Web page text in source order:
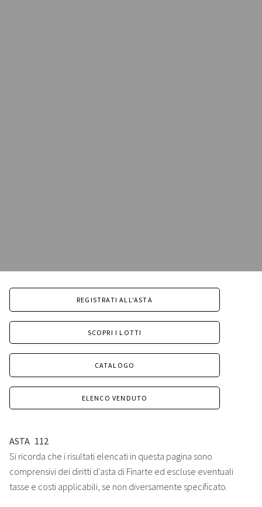
REGISTRATI ALL'ASTA
SCOPRI I LOTTI
CATALOGO
ELENCO VENDUTO
ASTA 112
Si ricorda che i risultati elencati in questa pagina sono
comprensivi dei diritti d'asta di Finarte ed escluse eventuali
tasse e costi applicabili, se non diversamente specificato.